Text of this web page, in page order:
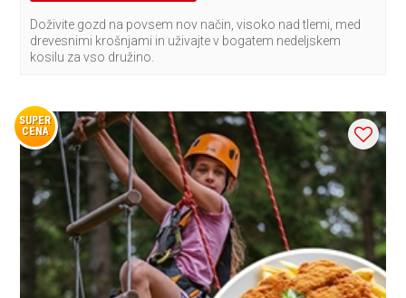
Doživite gozd na povsem nov način, visoko nad tlemi, med
drevesnimi krošnjami in uživajte v bogatem nedeljskem
kosilu za vso družino.
SUPER
CENA